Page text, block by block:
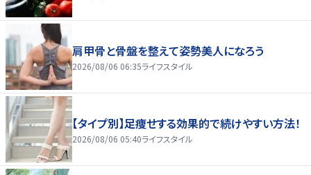
肩甲骨と骨盤を整えて姿勢美人になろう
2026/08/06 06:35ライフスタイル
【タイプ別】足痩せする効果的で続けやすい方法！
2026/08/06 05:40ライフスタイル